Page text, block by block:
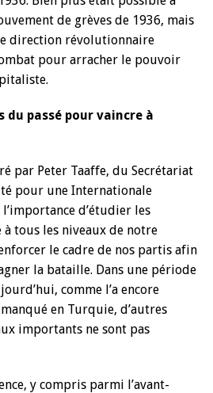
de grèves de 1936, mais
direction révolutionnaire
pour arracher le pouvoir
du passé pour vaincre à
par Peter Taaffe, du Secrétariat
pour une Internationale
d’étudier les
à tous les niveaux de notre
le cadre de nos partis afin
la bataille. Dans une période
comme l’a encore
en Turquie, d’autres
importants ne sont pas
y compris parmi l’avant-